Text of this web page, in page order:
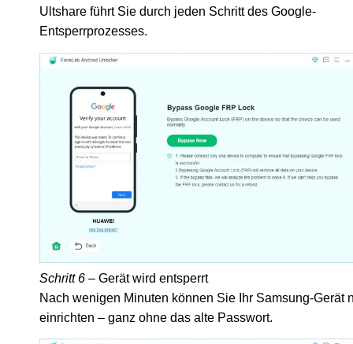
Ultshare führt Sie durch jeden Schritt des Google-
Entsperrprozesses.
Schritt 6 – Gerät wird entsperrt
Nach wenigen Minuten können Sie Ihr Samsung-Gerät
einrichten – ganz ohne das alte Passwort.